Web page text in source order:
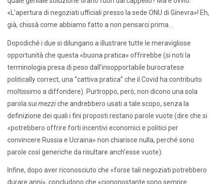
«L’apertura di negoziati ufficiali presso la sede ONU di Ginevra»! Eh,
già, chissà come abbiamo fatto a non pensarci prima…
Dopodiché i due si dilungano a illustrare tutte le meravigliose
opportunità che questa «buona pratica» offrirebbe (si noti la
terminologia presa di peso dall’insopportabile burocratese
politically correct, una “cattiva pratica” che il Covid ha contribuito
moltissimo a diffondere). Purtroppo, però, non dicono una sola
parola sui mezziche andrebbero usati a tale scopo, senza la
definizione dei quali i fini proposti restano parole vuote (dire che si
«potrebbero offrire forti incentivi economici e politici per
convincere Russia e Ucraina» non chiarisce nulla, perché sono
parole così generiche da risultare anch’esse vuote).
Infine, dopo aver riconosciuto che «forse tali negoziati potrebbero
durare anni», concludono che «ciononostante sono sempre